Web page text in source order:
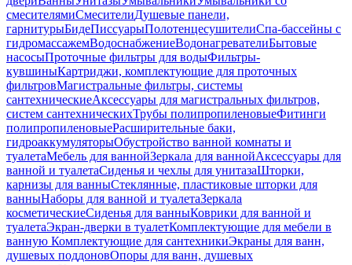
смесителямиСмесителиДушевые панели,
гарнитурыБидеПиссуарыПолотенцесушителиСпа-бассейны с
гидромассажемВодоснабжениеВодонагревателиБытовые
насосыПроточные фильтры для водыФильтры-
кувшиныКартриджи, комплектующие для проточных
фильтровМагистральные фильтры, системы
сантехническиеАксессуары для магистральных фильтров,
систем сантехническихТрубы полипропиленовыеФитинги
полипропиленовыеРасширительные баки,
гидроаккумуляторыОбустройство ванной комнаты и
туалетаМебель для ваннойЗеркала для ваннойАксессуары для
ванной и туалетаСиденья и чехлы для унитазаШторки,
карнизы для ванныСтеклянные, пластиковые шторки для
ванныНаборы для ванной и туалетаЗеркала
косметическиеСиденья для ванныКоврики для ванной и
туалетаЭкран-дверки в туалетКомплектующие для мебели в
ванную Комплектующие для сантехникиЭкраны для ванн,
душевых поддоновОпоры для ванн, душевых